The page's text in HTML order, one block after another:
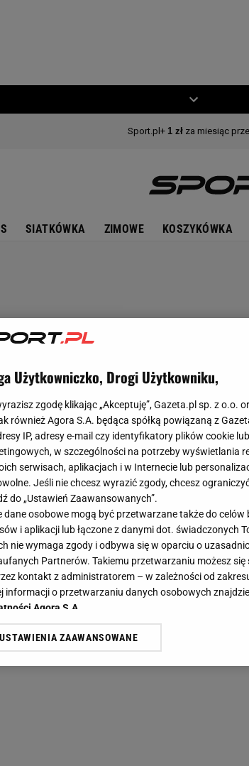
SIATKÓWKA ZIMOWE KOSZYKÓWKA
Użytkowniczko, Drogi Użytkowniku,
zgodę klikając „Akceptuję”, Gazeta.pl sp. z o.o.
również Agora S.A. będąca spółką powiązaną z
IP, adresy e-mail czy identyfikatory plików cookie
w szczególności na potrzeby wyświetlania
serwisach, aplikacjach i w Internecie lub
Jeśli nie chcesz wyrazić zgody, chcesz
do „Ustawień Zaawansowanych”.
dane osobowe mogą być przetwarzane także do
i aplikacji lub łączone z danymi dot. świadczonych
nie wymaga zgody i odbywa się w oparciu o
Partnerów. Takiemu przetwarzaniu możesz
kontakt z administratorem – w zależności od
informacji o przetwarzaniu danych osobowych
Agora S.A.
„Akceptuję” wyrażasz też zgodę na zainstalowanie
Partnerów i Agora S.A. na Twoim urządzeniu
USTAWIENIA ZAAWANSOWANE